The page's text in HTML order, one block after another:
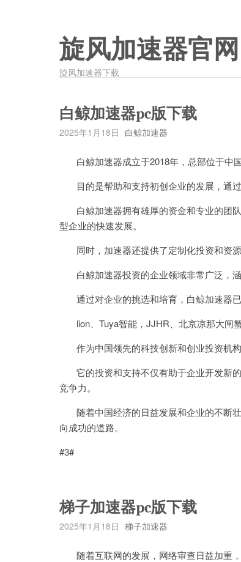
旋风加速器官网
旋风加速器下载
白鲸加速器pc版下载
2025年1月18日 白鲸加速器
白鲸加速器成立于2018年，总部位于中国
目的是帮助和支持初创企业的发展，通过
白鲸加速器拥有雄厚的资金和专业的团队
型企业的快速发展。
同时，加速器还提供了定制化投资和资源
白鲸加速器投资的企业领域非常广泛，涵
通过对企业的挑选和培育，白鲸加速器已
lion、Tuya智能，JJHR、北京凉那大闸蟹
作为中国领先的科技创新和创业投资机构
它的投资和支持不仅有助于企业开发新的
竞争力。
随着中国经济的日益发展和企业的不断壮
向成功的道路。
#3#
梯子加速器pc版下载
2025年1月18日 梯子加速器
随着互联网的发展，网络审查日益加重，